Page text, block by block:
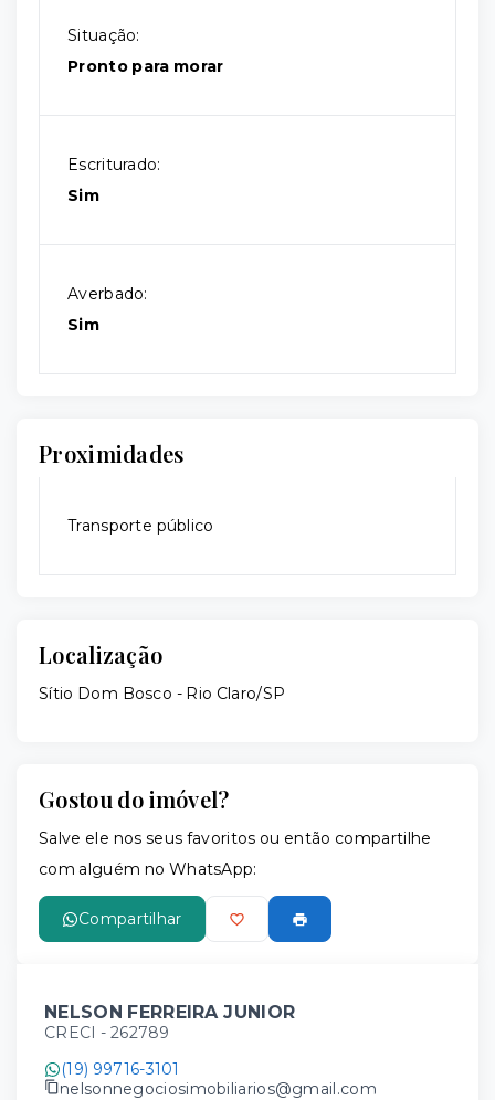
Situação:
Pronto para morar
Escriturado:
Sim
Averbado:
Sim
Proximidades
Transporte público
Localização
Sítio Dom Bosco - Rio Claro/SP
Gostou do imóvel?
Salve ele nos seus favoritos ou então compartilhe
com alguém no WhatsApp:
Compartilhar
NELSON FERREIRA JUNIOR
CRECI - 262789
(19) 99716-3101
nelsonnegociosimobiliarios@gmail.com